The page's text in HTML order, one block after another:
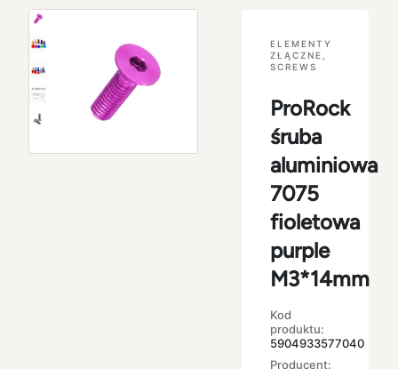
ELEMENTY
ZŁĄCZNE
SCREWS
ProRock
śruba
aluminiowa
7075
fioletowa
purple
M3*14mm
Kod
produktu:
5904933577040
Producent: